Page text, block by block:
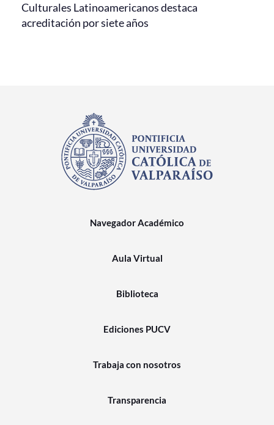
Culturales Latinoamericanos destaca
acreditación por siete años
Navegador Académico
Aula Virtual
Biblioteca
Ediciones PUCV
Trabaja con nosotros
Transparencia